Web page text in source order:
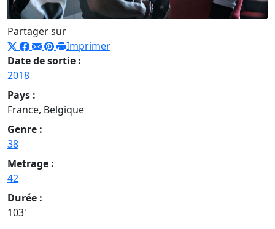
Partager sur
Imprimer
Date de sortie :
2018
Pays :
France, Belgique
Genre :
38
Metrage :
42
Durée :
103'